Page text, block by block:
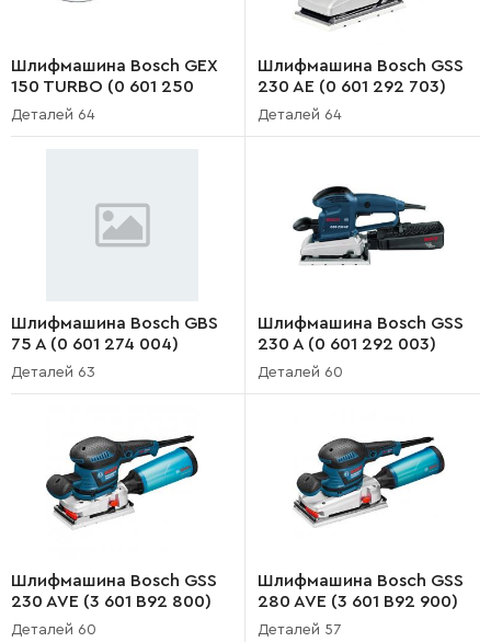
Шлифмашина Bosch GEX
150 TURBO (0 601 250
703)
Деталей 64
Шлифмашина Bosch GSS
230 AE (0 601 292 703)
Деталей 64
Шлифмашина Bosch GBS
75 A (0 601 274 004)
Деталей 63
Шлифмашина Bosch GSS
230 A (0 601 292 003)
Деталей 60
Шлифмашина Bosch GSS
230 AVE (3 601 B92 800)
Деталей 60
Шлифмашина Bosch GSS
280 AVE (3 601 B92 900)
Деталей 57